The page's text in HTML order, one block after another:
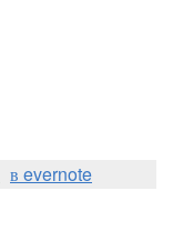
в evernote